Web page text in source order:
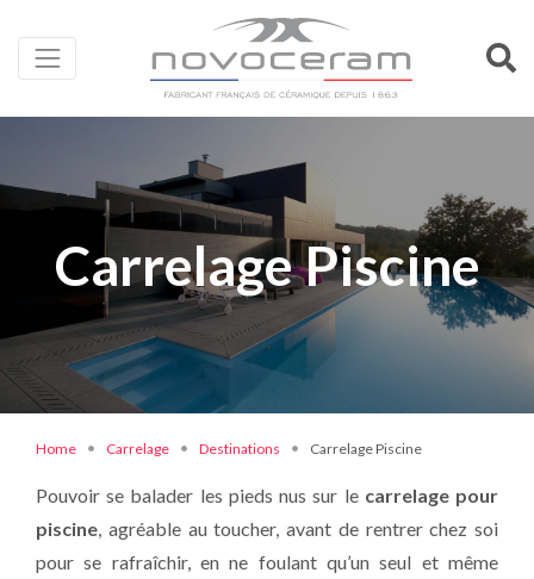
Carrelage Piscine
Home Carrelage Destinations Carrelage Piscine
Pouvoir se balader les pieds nus sur le carrelage pour
piscine, agréable au toucher, avant de rentrer chez soi
pour se rafraîchir, en ne foulant qu’un seul et même